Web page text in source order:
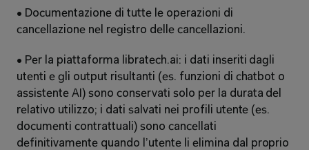
• Documentazione di tutte le operazioni di
cancellazione nel registro delle cancellazioni.
• Per la piattaforma libratech.ai: i dati inseriti dagli
utenti e gli output risultanti (es. funzioni di chatbot o
assistente AI) sono conservati solo per la durata del
relativo utilizzo; i dati salvati nei profili utente (es.
documenti contrattuali) sono cancellati
definitivamente quando l’utente li elimina dal proprio